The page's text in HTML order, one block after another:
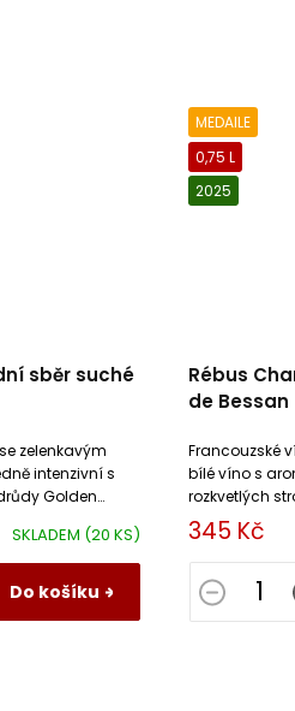
sběr suché
SKLADEM (20 KS)
Do košíku
zelenkavým
intenzivní s
Golden
je pikantní
MEDAILE
0,75 L
2025
Rébus
de Bessan
345 Kč
Francouzské
bílé víno s
rozkvetlých
živé s
dochutí.